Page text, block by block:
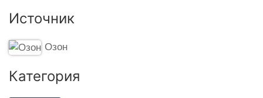
Источник
Озон
Категория